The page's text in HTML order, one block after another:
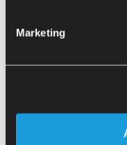
Marketing
“Ovaj projekt mi je bio